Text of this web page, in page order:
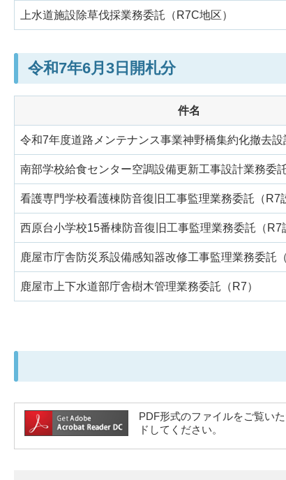
上水道施設除草伐採業務委託（R7C地区）
令和7年6月3日開札分
件名
令和7年度道路メンテナンス事業神野橋集約化撤去設
南部学校給食センター空調設備更新工事設計業務委
看護専門学校看護棟防音復旧工事監理業務委託（R7
西原台小学校15番棟防音復旧工事監理業務委託（R7
鹿屋市庁舎防災系設備感知器改修工事監理業務委託
鹿屋市上下水道部庁舎樹木管理業務委託（R7）
PDF形式のファイルをご覧い
ドしてください。